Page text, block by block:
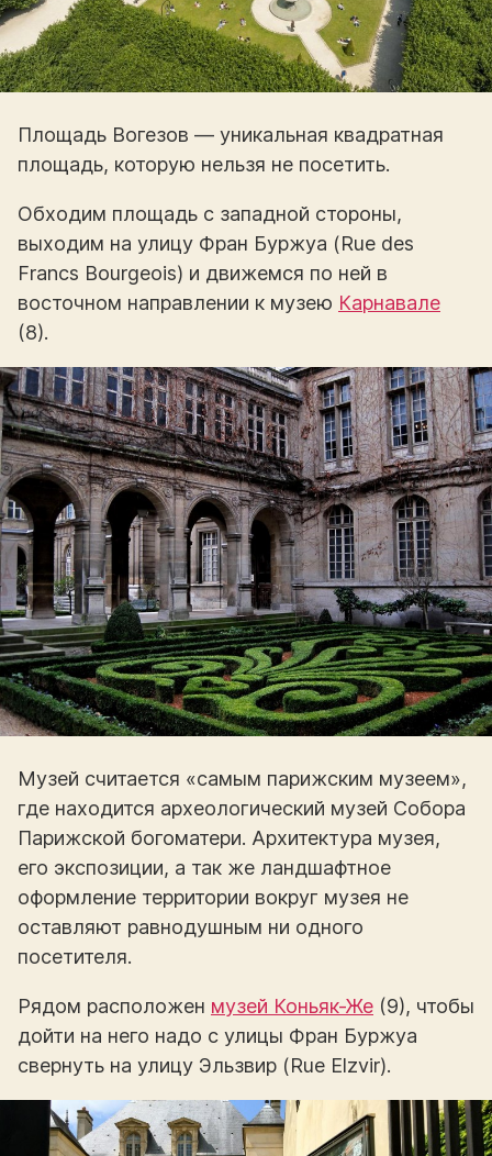
Площадь Вогезов — уникальная квадратная
площадь, которую нельзя не посетить.
Обходим площадь с западной стороны,
выходим на улицу Фран Буржуа (Rue des
Francs Bourgeois) и движемся по ней в
восточном направлении к музею Карнавале
(8).
Музей считается «самым парижским музеем»,
где находится археологический музей Собора
Парижской богоматери. Архитектура музея,
его экспозиции, а так же ландшафтное
оформление территории вокруг музея не
оставляют равнодушным ни одного
посетителя.
Рядом расположен музей Коньяк-Же (9), чтобы
дойти на него надо с улицы Фран Буржуа
свернуть на улицу Эльзвир (Rue Elzvir).